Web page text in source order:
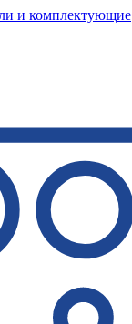
и комплектующие